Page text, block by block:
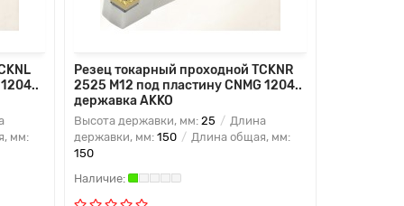
мм:
Резец токарный проходной TCKNR
2525 M12 под пластину CNMG 1204..
державка AKKO
Высота державки, мм: 25
Длина
державки, мм: 150
Длина общая, мм:
150